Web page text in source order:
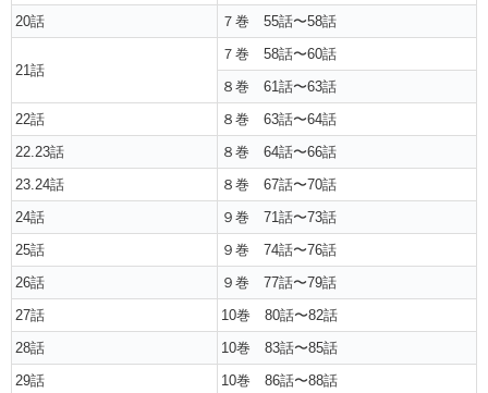
20話 ７巻 55話〜58話
21話
７巻 58話〜60話
８巻 61話〜63話
22話
８巻 63話〜64話
22.23話
８巻 64話〜66話
23.24話
８巻 67話〜70話
24話
９巻 71話〜73話
25話
９巻 74話〜76話
26話
９巻 77話〜79話
27話
10巻 80話〜82話
28話
10巻 83話〜85話
29話
10巻 86話〜88話